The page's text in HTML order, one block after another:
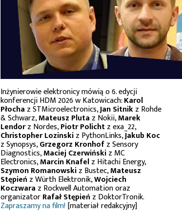
Inżynierowie elektronicy mówią o 6. edycji
konferencji HDM 2026 w Katowicach:Karol
Płocha z STMicroelectronics,Jan Sitnikz Rohde
& Schwarz,Mateusz Pluta z Nokii,Marek
Lendorz Nordes,Piotr Polichtz exa_22,
Christopher Lozinskiz PythonLinks,Jakub Koc
z Synopsys,Grzegorz Kronhofz Sensory
Diagnostics,Maciej Czerwińskiz MC
Electronics,Marcin Knafelz Hitachi Energy,
Szymon Romanowskiz Bustec,Mateusz
Stępień z Würth Elektronik,Wojciech
Koczwara z Rockwell Automation oraz
organizatorRafał Stępień z DoktorTronik.
Zapraszamy na film![materiał redakcyjny]